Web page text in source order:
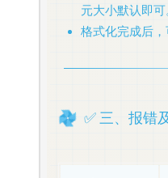
元大小默认即可
格式化完成后
✅ 三、报错